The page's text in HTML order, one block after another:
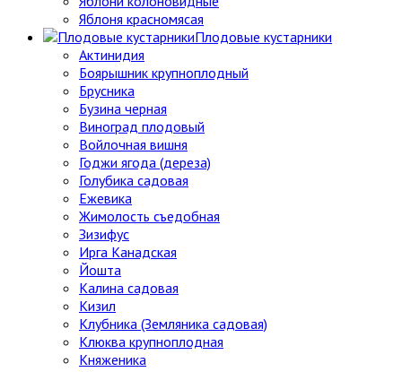
Яблоня красномясая
Плодовые кустарники
Актинидия
Боярышник крупноплодный
Брусника
Бузина черная
Виноград плодовый
Войлочная вишня
Годжи ягода (дереза)
Голубика садовая
Ежевика
Жимолость съедобная
Зизифус
Ирга Канадская
Йошта
Калина садовая
Кизил
Клубника (Земляника садовая)
Клюква крупноплодная
Княженика